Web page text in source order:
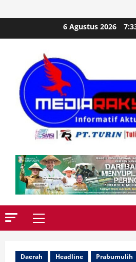
to
6 Agustus 2026
Primary
Daerah Headline Prabumulih